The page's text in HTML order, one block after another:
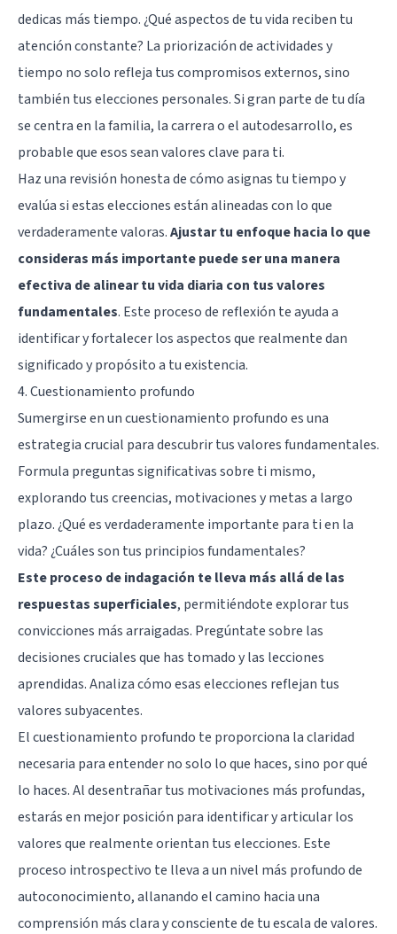
dedicas más tiempo. ¿Qué aspectos de tu vida reciben tu
atención constante? La priorización de actividades y
tiempo no solo refleja tus compromisos externos, sino
también tus elecciones personales. Si gran parte de tu día
se centra en la familia, la carrera o el autodesarrollo, es
probable que esos sean valores clave para ti.
Haz una revisión honesta de cómo asignas tu tiempo y
evalúa si estas elecciones están alineadas con lo que
verdaderamente valoras.Ajustar tu enfoque hacia lo que
consideras más importante puede ser una manera
efectiva de alinear tu vida diaria con tus valores
fundamentales. Este proceso de reflexión te ayuda a
identificar y fortalecer los aspectos que realmente dan
significado y propósito a tu existencia.
4. Cuestionamiento profundo
Sumergirse en un cuestionamiento profundo es una
estrategia crucial para descubrir tus valores fundamentales.
Formula preguntas significativas sobre ti mismo,
explorando tus creencias, motivaciones y metas a largo
plazo. ¿Qué es verdaderamente importante para ti en la
vida? ¿Cuáles son tus principios fundamentales?
Este proceso de indagación te lleva más allá de las
respuestas superficiales, permitiéndote explorar tus
convicciones más arraigadas. Pregúntate sobre las
decisiones cruciales que has tomado y las lecciones
aprendidas. Analiza cómo esas elecciones reflejan tus
valores subyacentes.
El cuestionamiento profundo te proporciona la claridad
necesaria para entender no solo lo que haces, sino por qué
lo haces. Al desentrañar tus motivaciones más profundas,
estarás en mejor posición para identificar y articular los
valores que realmente orientan tus elecciones. Este
proceso introspectivo te lleva a un nivel más profundo de
autoconocimiento, allanando el camino hacia una
comprensión más clara y consciente de tu escala de valores.